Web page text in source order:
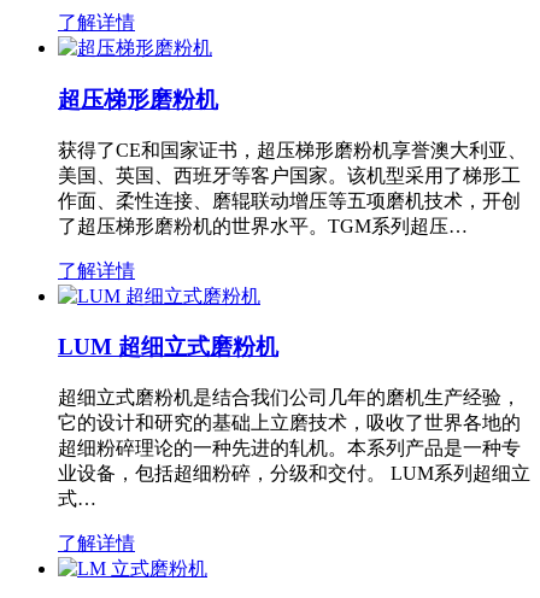
了解详情
超压梯形磨粉机
获得了CE和国家证书，超压梯形磨粉机享誉澳大利亚、
美国、英国、西班牙等客户国家。该机型采用了梯形工
作面、柔性连接、磨辊联动增压等五项磨机技术，开创
了超压梯形磨粉机的世界水平。TGM系列超压…
了解详情
LUM 超细立式磨粉机
超细立式磨粉机是结合我们公司几年的磨机生产经验，
它的设计和研究的基础上立磨技术，吸收了世界各地的
超细粉碎理论的一种先进的轧机。本系列产品是一种专
业设备，包括超细粉碎，分级和交付。 LUM系列超细立
式…
了解详情